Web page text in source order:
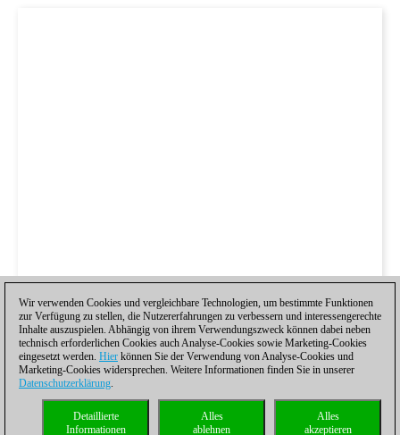
Wir verwenden Cookies und vergleichbare Technologien, um bestimmte Funktionen
zur Verfügung zu stellen, die Nutzererfahrungen zu verbessern und interessengerechte
Inhalte auszuspielen. Abhängig von ihrem Verwendungszweck können dabei neben
technisch erforderlichen Cookies auch Analyse-Cookies sowie Marketing-Cookies
eingesetzt werden. Hier können Sie der Verwendung von Analyse-Cookies und
Marketing-Cookies widersprechen. Weitere Informationen finden Sie in unserer
Datenschutzerklärung.
Alles
akzeptieren
Alles
ablehnen
Detaillierte
Informationen